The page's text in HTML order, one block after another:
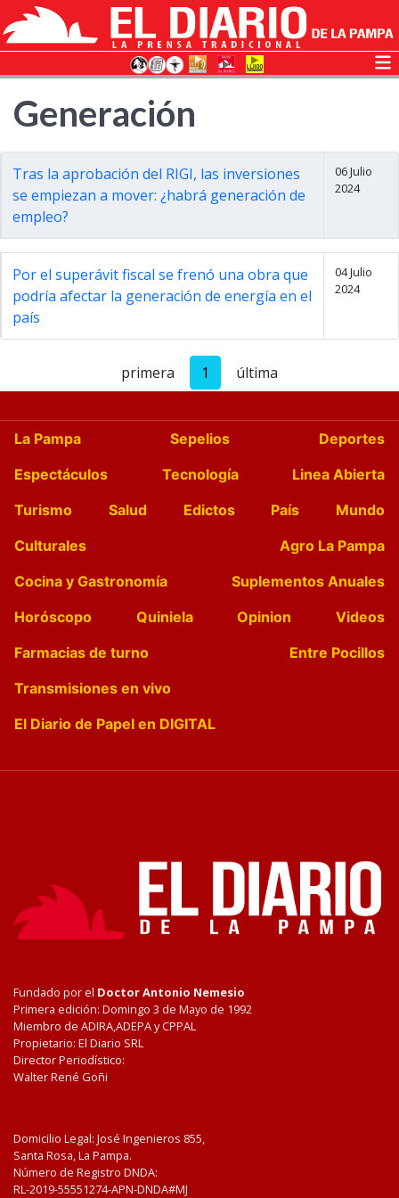
Generación
Tras la aprobación del RIGI, las inversiones
se empiezan a mover: ¿habrá generación de
empleo?
06 Julio
2024
Por el superávit fiscal se frenó una obra que
podría afectar la generación de energía en el
país
04 Julio
2024
primera 1 última
La Pampa Sepelios
Deportes
Espectáculos
Tecnología
Linea Abierta
Turismo
Salud Edictos País
Mundo
Culturales
Agro La Pampa
Cocina y Gastronomía
Suplementos Anuales
Horóscopo
Quiniela Opinion
Videos
Farmacias de turno
Entre Pocillos
Transmisiones en vivo
El Diario de Papel en DIGITAL
Fundado por el Doctor Antonio Nemesio
Primera edición: Domingo 3 de Mayo de 1992
Miembro de ADIRA,ADEPA y CPPAL
Propietario: El Diario SRL
Director Periodístico:
Walter René Goñi
Domicilio Legal: José Ingenieros 855,
Santa Rosa, La Pampa.
Número de Registro DNDA:
RL-2019-55551274-APN-DNDA#MJ